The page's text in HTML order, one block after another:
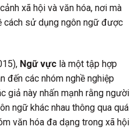
xã hội và văn hóa, nơi mà
cách sử dụng ngôn ngữ được
Ngữ vực là một tập hợp
đến các nhóm nghề nghiệp
giả này nhấn mạnh rằng người
ngữ khác nhau thông qua quá
văn hóa đa dạng trong xã hội